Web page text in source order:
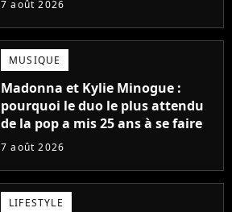
7 août 2026
MUSIQUE
Madonna et Kylie Minogue :
pourquoi le duo le plus attendu
de la pop a mis 25 ans à se faire
7 août 2026
LIFESTYLE